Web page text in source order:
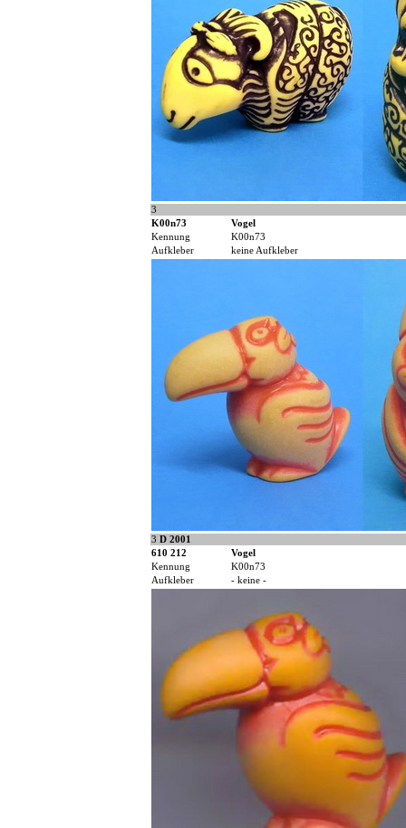
3
K00n73
Vogel
Kennung
K00n73
Aufkleber
keine Aufkleber
3 D 2001
610 212
Vogel
Kennung
K00n73
Aufkleber
- keine -